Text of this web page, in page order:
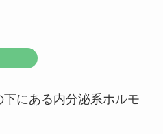
にある内分泌系ホルモ